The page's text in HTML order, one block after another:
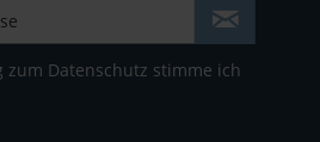
zum Datenschutz stimme ich